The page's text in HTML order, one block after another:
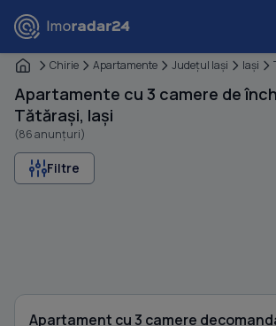
Chirie Apartamente Judeţul Iaşi Iaşi
Apartamente cu 3 camere de
Tătărași, Iași
(86 anunțuri)
Filtre
Apartament cu 3 camere